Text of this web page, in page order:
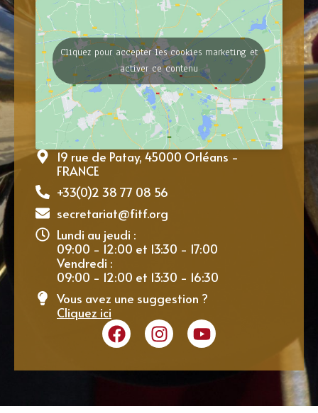
Cliquez pour accepter les cookies marketing et
activer ce contenu
19 rue de Patay, 45000 Orléans -
FRANCE
+33(0)2 38 77 08 56
secretariat@fitf.org
Lundi au jeudi :
09:00 - 12:00 et 13:30 - 17:00
Vendredi :
09:00 - 12:00 et 13:30 - 16:30
Vous avez une suggestion ?
Cliquez ici